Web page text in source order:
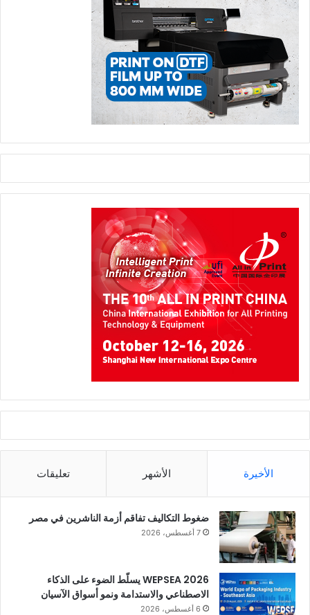
الفعاليات والمعارض تغليف الكرتون المموج
معرض FESPA العالمي للطباعة
الأخيرة الأشهر تعليقات
ضغوط التكاليف تفاقم أزمة الناشرين في مصر
7 أغسطس، 2026
WEPSEA 2026 يسلّط الضوء على الذكاء
الاصطناعي والاستدامة ونمو أسواق الآسيان
6 أغسطس، 2026